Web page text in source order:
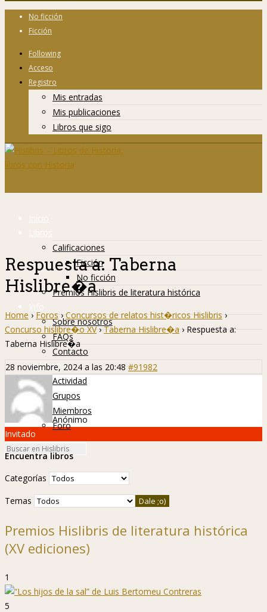
No ficción
Ficción
Following
Acceso
Registro
Mis entradas
Mis publicaciones
Libros que sigo
Inicio
Libros
Calificaciones
Ficción
No ficción
Premios Hislibris de literatura histórica
Info
Sobre nosotros
FAQs
Contacto
Hislibreños
Actividad
Grupos
Miembros
Foro
Respuesta a: Taberna
Hislibre�a
Home › Foros › Concursos de relatos hist�ricos Hislibris ›
Concurso hislibre�o XV › Taberna Hislibre�a › Respuesta a:
Taberna Hislibre�a
28 noviembre, 2024 a las 20:48 #91982
Anónimo
Invitado
Encuentra libros
Categorías
Temas
Premios Hislibris de literatura histórica
(XV ediciones)
1
5